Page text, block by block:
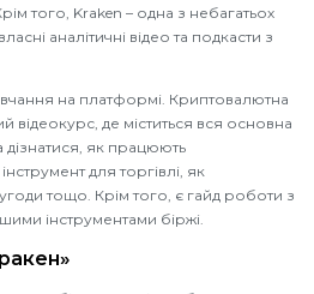
того, Kraken – одна з небагатьох
аналітичні відео та подкасти з
на платформі. Криптовалютна
відеокурс, де міститься вся основна
як працюють
для торгівлі, як
угоди тощо. Крім того, є гайд роботи з
інструментами біржі.